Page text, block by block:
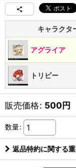
キャラクタ
アグライア
トリビー
販売価格: 500円
数量:
返品特約に関する